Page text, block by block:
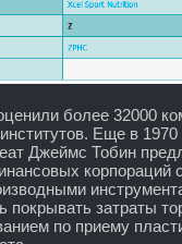
более 32000
Еще в 1970
Джеймс Тобин
корпораций
покрывать затраты
по приему